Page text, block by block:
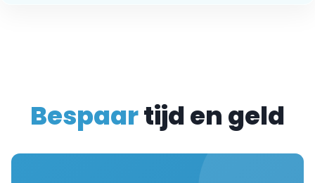
Bespaartijd en geld